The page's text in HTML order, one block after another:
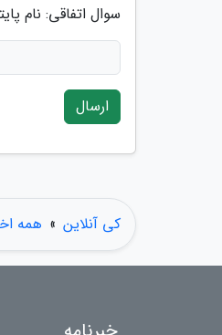
سوال اتفاقی: نام
ارسال
کی آنلاین » همه